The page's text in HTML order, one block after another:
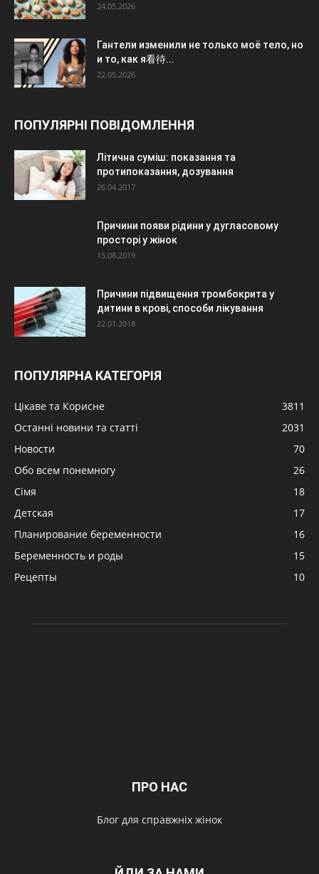
24.05.2026
Гантели изменили не только моё тело, но
и то, как я看待...
22.05.2026
ПОПУЛЯРНІ ПОВІДОМЛЕННЯ
Літична суміш: показання та
протипоказання, дозування
26.04.2017
Причини появи рідини у дугласовому
просторі у жінок
15.08.2019
Причини підвищення тромбокрита у
дитини в крові, способи лікування
22.01.2018
ПОПУЛЯРНА КАТЕГОРІЯ
Цікаве та Корисне
3811
Останні новини та статті
2031
Новости
70
Обо всем понемногу
26
Сімя
18
Детская
17
Планирование беременности
16
Беременность и роды
15
Рецепты
10
ПРО НАС
Блог для справжніх жінок